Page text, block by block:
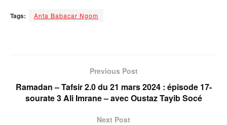
Tags: Anta Babacar Ngom
Previous Post
Ramadan – Tafsir 2.0 du 21 mars 2024 : épisode 17-
sourate 3 Ali Imrane – avec Oustaz Tayib Socé
Next Post